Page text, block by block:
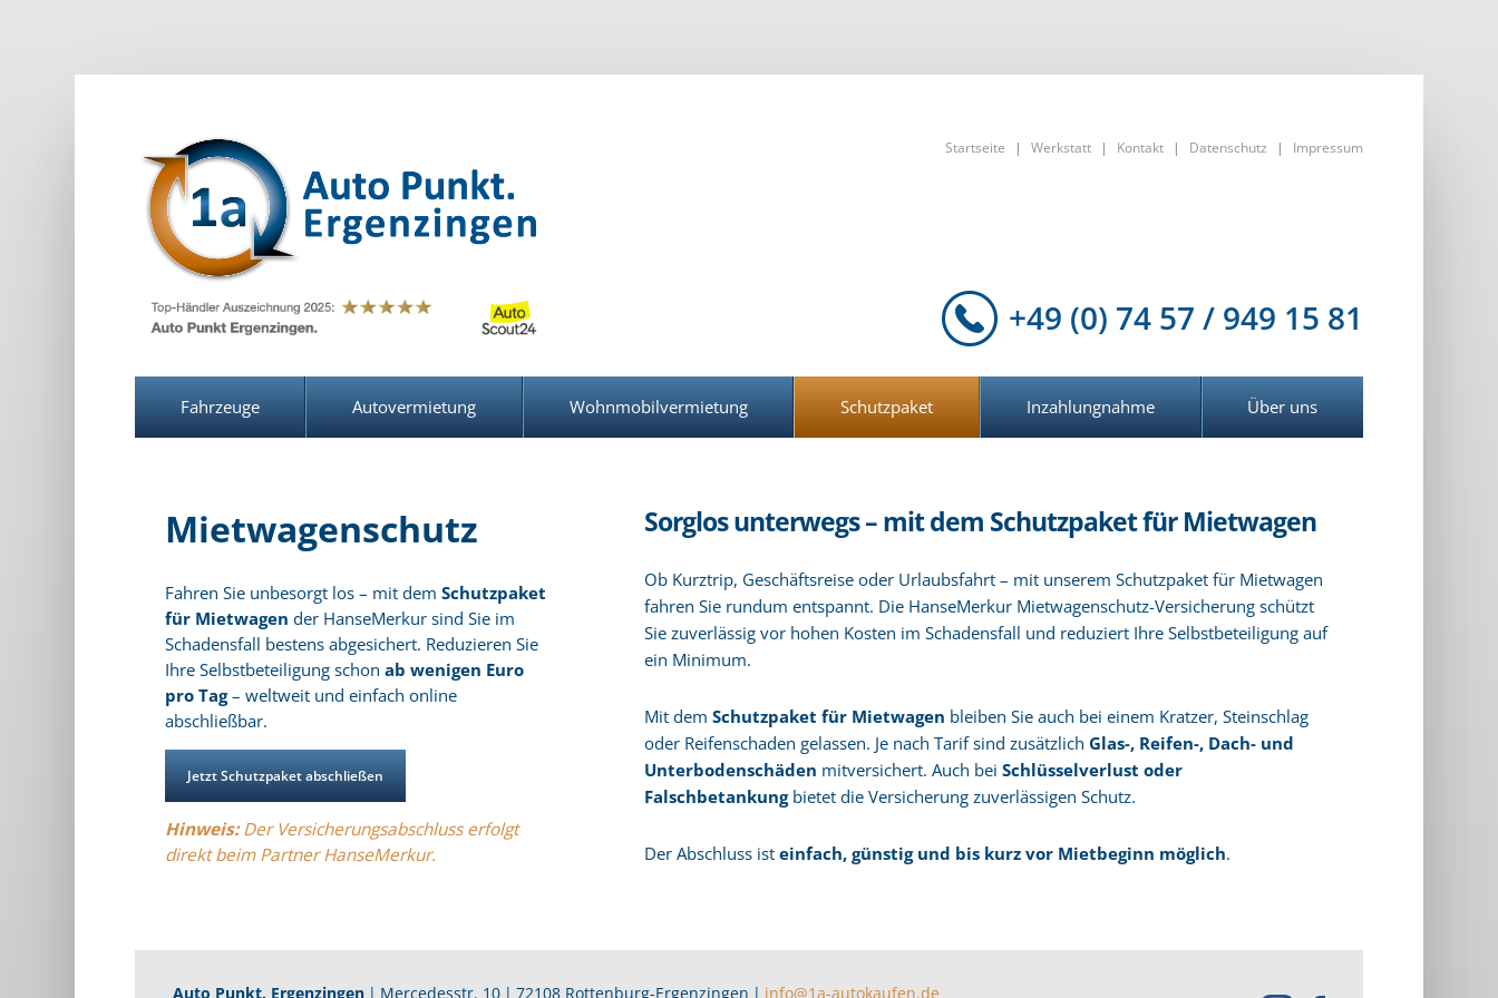
Startseite | Werkstatt | Kontakt | Datenschutz | Impressum
+49 (0) 74 57 / 949 15 81
Fahrzeuge Autovermietung Wohnmobilvermietung Schutzpaket Inzahlungnahme Über uns
Mietwagenschutz
Fahren Sie unbesorgt los – mit dem Schutzpaket
für Mietwagen der HanseMerkur sind Sie im
Schadensfall bestens abgesichert. Reduzieren Sie
Ihre Selbstbeteiligung schon ab wenigen Euro
pro Tag– weltweit und einfach online
abschließbar.
Jetzt Schutzpaket abschließen
Hinweis:Der Versicherungsabschluss erfolgt
direkt beim Partner HanseMerkur.
Sorglos unterwegs – mit dem Schutzpaket für Mietwagen
Ob Kurztrip, Geschäftsreise oder Urlaubsfahrt – mit unserem Schutzpaket für Mietwagen
fahren Sie rundum entspannt. Die HanseMerkur Mietwagenschutz-Versicherung schützt
Sie zuverlässig vor hohen Kosten im Schadensfall und reduziert Ihre Selbstbeteiligung auf
ein Minimum.
Mit demSchutzpaket für Mietwagen bleiben Sie auch bei einem Kratzer, Steinschlag
oder Reifenschaden gelassen. Je nach Tarif sind zusätzlichGlas-, Reifen-, Dach- und
Unterbodenschäden mitversichert. Auch beiSchlüsselverlust oder
Falschbetankungbietet die Versicherung zuverlässigen Schutz.
Der Abschluss isteinfach, günstig und bis kurz vor Mietbeginn möglich.
Auto Punkt. Ergenzingen | Mercedesstr. 10 | 72108 Rottenburg-Ergenzingen | info@1a-autokaufen.de